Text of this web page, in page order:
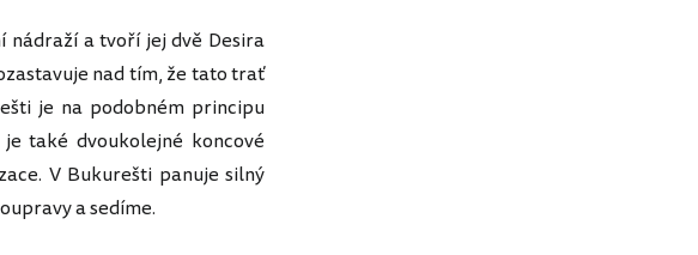
a tvoří jej dvě Desira
nad tím, že tato trať
je na podobném principu
také dvoukolejné koncové
V Bukurešti panuje silný
a sedíme.